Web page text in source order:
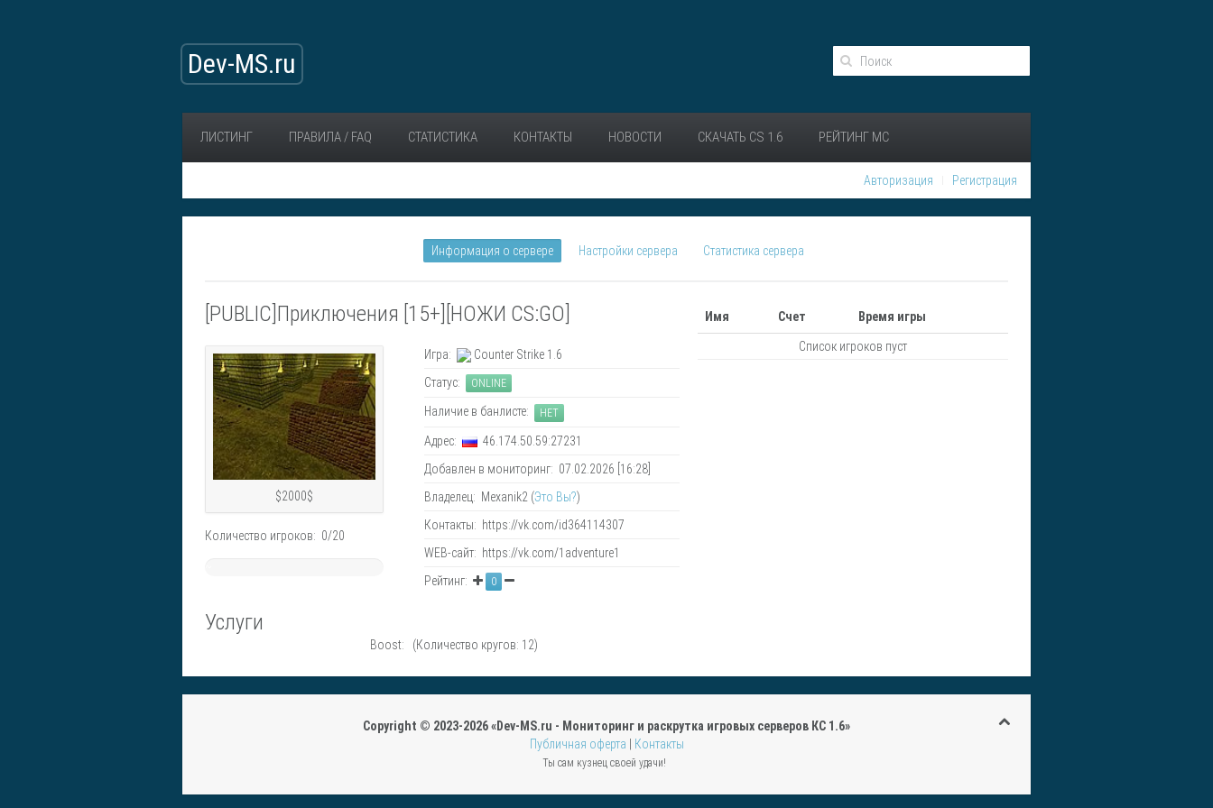
Dev-MS.ru
ЛИСТИНГ ПРАВИЛА / FAQ СТАТИСТИКА КОНТАКТЫ НОВОСТИ СКАЧАТЬ CS 1.6 РЕЙТИНГ МС
Авторизация Регистрация
Информация о сервере Настройки сервера Статистика сервера
[PUBLIC]Приключения [15+][НОЖИ CS:GO]
$2000$
Количество игроков: 0/20
Игра:
Counter Strike 1.6
Статус:
ONLINE
Наличие в банлисте: НЕТ
Адрес:
46.174.50.59:27231
Добавлен в мониторинг: 07.02.2026 [16:28]
Владелец: Mexanik2 (Это Вы?)
Контакты: https://vk.com/id364114307
WEB-сайт: https://vk.com/1adventure1
Рейтинг:
0
Услуги
Boost: (Количество кругов: 12)
Имя Счет Время игры
Список игроков пуст
Copyright © 2023-2026 «Dev-MS.ru - Мониторинг и раскрутка игровых серверов КС 1.6»
Публичная оферта
Контакты
Ты сам кузнец своей удачи!